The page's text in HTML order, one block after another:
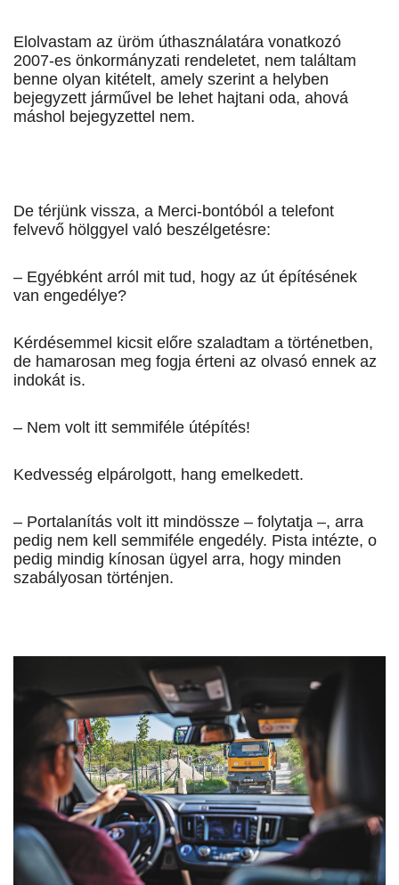
Elolvastam az üröm úthasználatára vonatkozó
2007-es önkormányzati rendeletet, nem találtam
benne olyan kitételt, amely szerint a helyben
bejegyzett járművel be lehet hajtani oda, ahová
máshol bejegyzettel nem.
De térjünk vissza, a Merci-bontóból a telefont
felvevő hölggyel való beszélgetésre:
– Egyébként arról mit tud, hogy az út építésének
van engedélye?
Kérdésemmel kicsit előre szaladtam a történetben,
de hamarosan meg fogja érteni az olvasó ennek az
indokát is.
– Nem volt itt semmiféle útépítés!
Kedvesség elpárolgott, hang emelkedett.
– Portalanítás volt itt mindössze – folytatja –, arra
pedig nem kell semmiféle engedély. Pista intézte, o
pedig mindig kínosan ügyel arra, hogy minden
szabályosan történjen.